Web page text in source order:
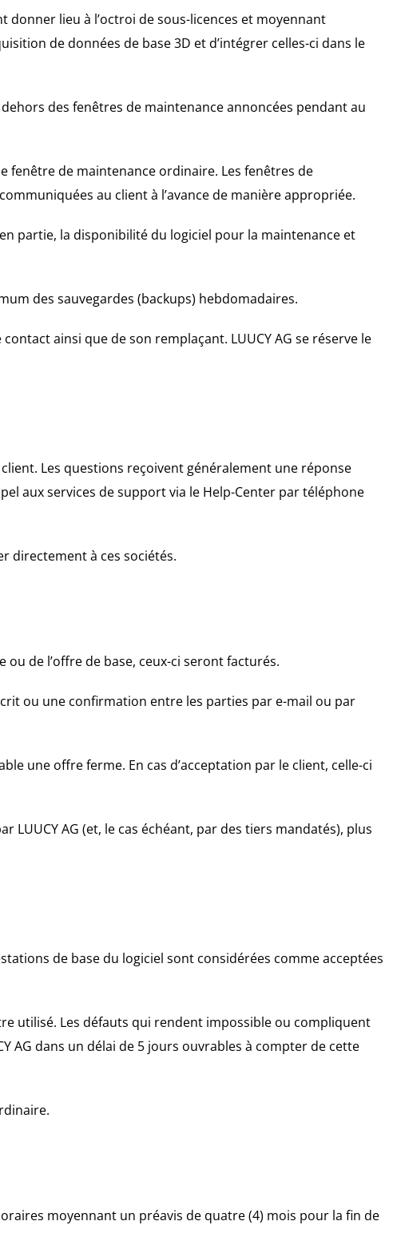
donner lieu à l’octroi de sous-licences et moyennant
de données de base 3D et d’intégrer celles-ci dans le
des fenêtres de maintenance annoncées pendant au
fenêtre de maintenance ordinaire. Les fenêtres de
au client à l’avance de manière appropriée.
partie, la disponibilité du logiciel pour la maintenance et
des sauvegardes (backups) hebdomadaires.
ainsi que de son remplaçant. LUUCY AG se réserve le
Les questions reçoivent généralement une réponse
aux services de support via le Help-Center par téléphone
directement à ces sociétés.
de l’offre de base, ceux-ci seront facturés.
ou une confirmation entre les parties par e-mail ou par
une offre ferme. En cas d’acceptation par le client, celle-ci
AG (et, le cas échéant, par des tiers mandatés), plus
de base du logiciel sont considérées comme acceptées
utilisé. Les défauts qui rendent impossible ou compliquent
AG dans un délai de 5 jours ouvrables à compter de cette
moyennant un préavis de quatre (4) mois pour la fin de